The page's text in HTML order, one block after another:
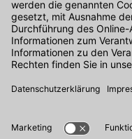
Unser Onlineshop Team ist
Uhr unter der
Alternativ können Sie unser
Den Kontakt direkt in